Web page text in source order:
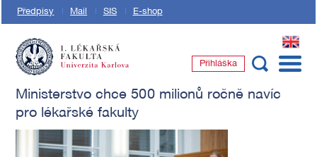
Předpisy Mail SIS E-shop
EN
Přihláška
Ministerstvo chce 500 milionů ročně navíc
pro lékařské fakulty